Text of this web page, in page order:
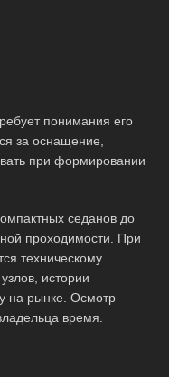
понимания его
за оснащение,
при формировании
седанов до
проходимости. При
техническому
истории
на рынке. Осмотр
время.